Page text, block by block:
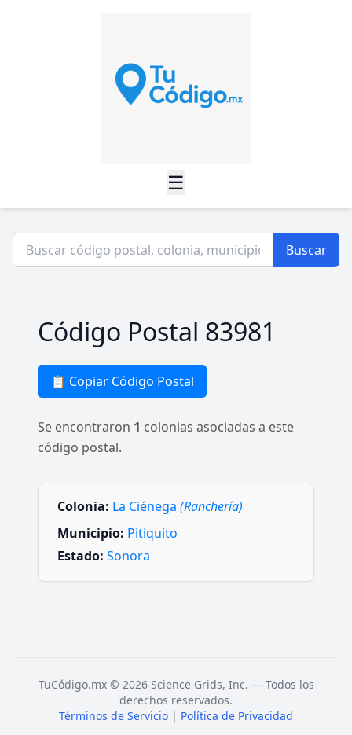
☰
Buscar
Código Postal 83981
📋 Copiar Código Postal
Se encontraron 1 colonias asociadas a este
código postal.
Colonia: La Ciénega (Ranchería)
Municipio: Pitiquito
Estado: Sonora
TuCódigo.mx © 2026 Science Grids, Inc. — Todos los
derechos reservados.
Términos de Servicio | Política de Privacidad